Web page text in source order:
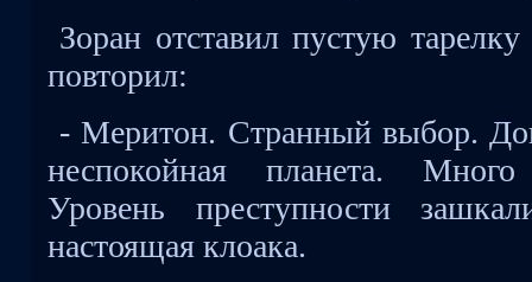
Зоран отставил пустую
повторил:
- Меритон. Странный выбор.
неспокойная планета. Много
Уровень преступности
настоящая клоака.